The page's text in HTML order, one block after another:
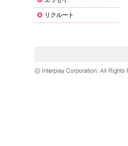
リクルート